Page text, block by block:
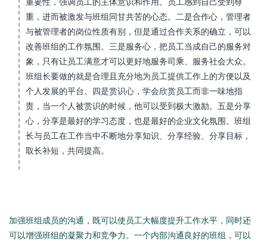
重，进而被激发与班组同甘共苦的心态。二是合作心，管理者
与被管理者的岗位性质有别，但是通过合作关系的确立，可以
改善班组的工作氛围。三是服务心，把员工当成自己的服务对
象，只有让员工满意才可以更好地服务司乘、服务社会大众。
班组长要做的就是合理且充分地为员工提供工作上的方便以及
个人发展的平台。四是赏识心，学会欣赏员工而非一味地指
责，当一个人被赏识的时候，他可以受到极大激励。五是分享
心，分享是最好的学习态度，也是最好的企业文化氛围。班组
长与员工在工作当中不断地分享知识、分享经验、分享目标，
取长补短，共同提高。
加强班组成员的沟通，既可以使员工大幅度提升工作水平，同时还
可以增强班组的凝聚力和竞争力。一个内部沟通良好的班组，可以